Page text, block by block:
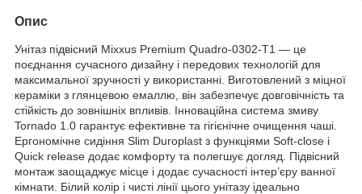
Опис
Унітаз підвісний Mixxus Premium Quadro-0302-T1 — це
поєднання сучасного дизайну і передових технологій для
максимальної зручності у використанні. Виготовлений з міцної
кераміки з глянцевою емаллю, він забезпечує довговічність та
стійкість до зовнішніх впливів. Інноваційна система змиву
Tornado 1.0 гарантує ефективне та гігієнічне очищення чаші.
Ергономічне сидіння Slim Duroplast з функціями Soft-close і
Quick release додає комфорту та полегшує догляд. Підвісний
монтаж заощаджує місце і додає сучасності інтер’єру ванної
кімнати. Білий колір і чисті лінії цього унітазу ідеально